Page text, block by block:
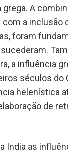
A
a inclusão
foram
a influência
séculos do
helenística
de
India as